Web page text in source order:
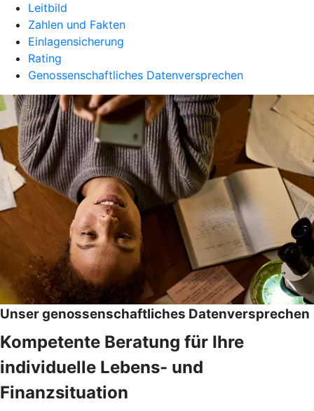
Leitbild
Zahlen und Fakten
Einlagensicherung
Rating
Genossenschaftliches Datenversprechen
Unser genossenschaftliches Datenversprechen
Kompetente Beratung für Ihre
individuelle Lebens- und
Finanzsituation